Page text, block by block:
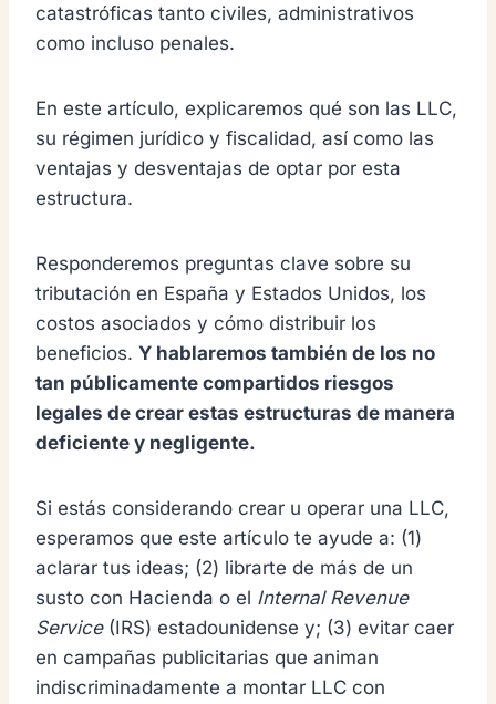
catastróficas tanto civiles, administrativos
como incluso penales.
En este artículo, explicaremos qué son las LLC,
su régimen jurídico y fiscalidad, así como las
ventajas y desventajas de optar por esta
estructura.
Responderemos preguntas clave sobre su
tributación en España y Estados Unidos, los
costos asociados y cómo distribuir los
beneficios. Y hablaremos también de los no
tan públicamente compartidos riesgos
legales de crear estas estructuras de manera
deficiente y negligente.
Si estás considerando crear u operar una LLC,
esperamos que este artículo te ayude a: (1)
aclarar tus ideas; (2) librarte de más de un
susto con Hacienda o el Internal Revenue
Service (IRS) estadounidense y; (3) evitar caer
en campañas publicitarias que animan
indiscriminadamente a montar LLC con